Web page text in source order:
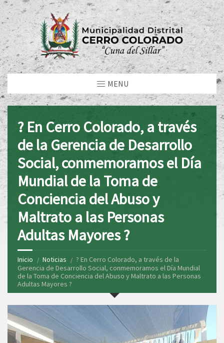
MENU
? En Cerro Colorado, a través
de la Gerencia de Desarrollo
Social, conmemoramos el Día
Mundial de la Toma de
Conciencia del Abuso y
Maltrato a las Personas
Adultas Mayores ?
Inicio Noticias
? En Cerro Colorado, a través de la
Gerencia de Desarrollo Social, conmemoramos el Día Mundial
de la Toma de Conciencia del Abuso y Maltrato a las Personas
Adultas Mayores ?